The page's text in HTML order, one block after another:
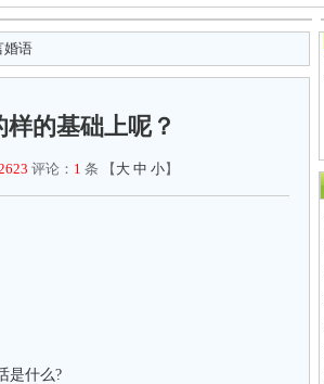
婚语
的基础上呢？
评论： 1 条 【 大 中 小】
是什么?